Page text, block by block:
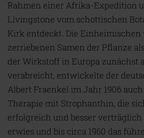
Rahmen einer Afrika-Expedition
Livingstone vom schottischen
Kirk entdeckt. Die
zerriebenen Samen der Pflanze
der Wirkstoff in Europa zunächst
verabreicht, entwickelte der
Albert Fraenkel im Jahr 1906
Therapie mit Strophanthin, die
erfolgreich und besser
erwies und bis circa 1960 das